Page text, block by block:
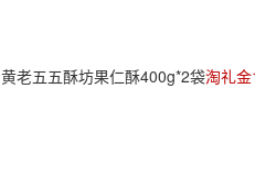
黄老五五酥坊果仁酥400g*2袋淘礼